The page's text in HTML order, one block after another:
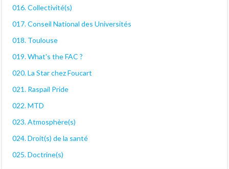
016. Collectivité(s)
017. Conseil National des Universités
018. Toulouse
019. What's the FAC ?
020. La Star chez Foucart
021. Raspail Pride
022. MTD
023. Atmosphère(s)
024. Droit(s) de la santé
025. Doctrine(s)